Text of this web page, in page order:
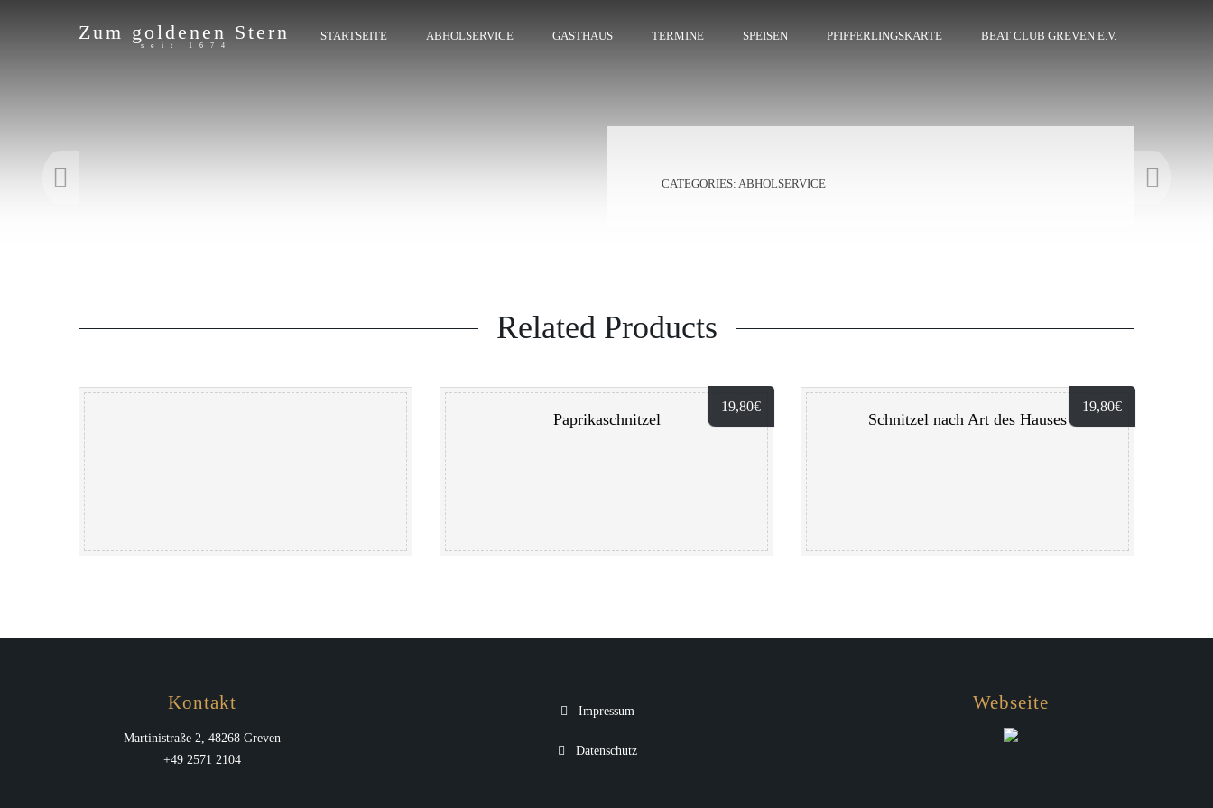
Zum goldenen Stern
seit 1674
STARTSEITE ABHOLSERVICE GASTHAUS TERMINE SPEISEN PFIFFERLINGSKARTE BEAT CLUB GREVEN E.V.
CATEGORIES: ABHOLSERVICE
Related Products
19,80€
Paprikaschnitzel
19,80€
Schnitzel nach Art des Hauses
Kontakt
Martinistraße 2, 48268 Greven
+49 2571 2104
Impressum
Datenschutz
Webseite